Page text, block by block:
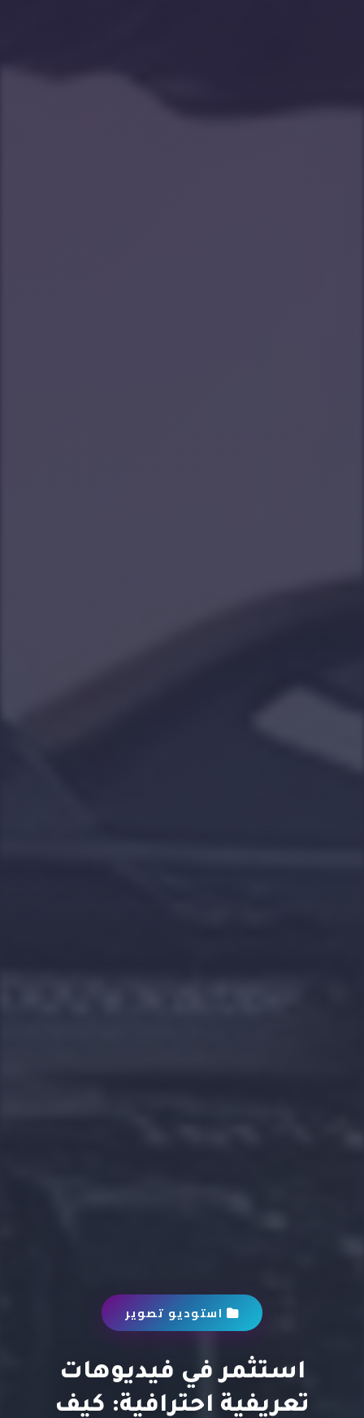
استوديو تصوير
استثمر في فيديوهات
تعريفية احترافية: كيف